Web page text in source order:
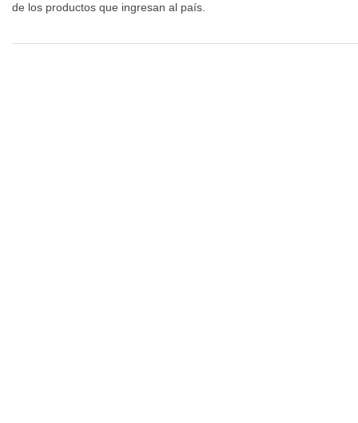
de los productos que ingresan al país.